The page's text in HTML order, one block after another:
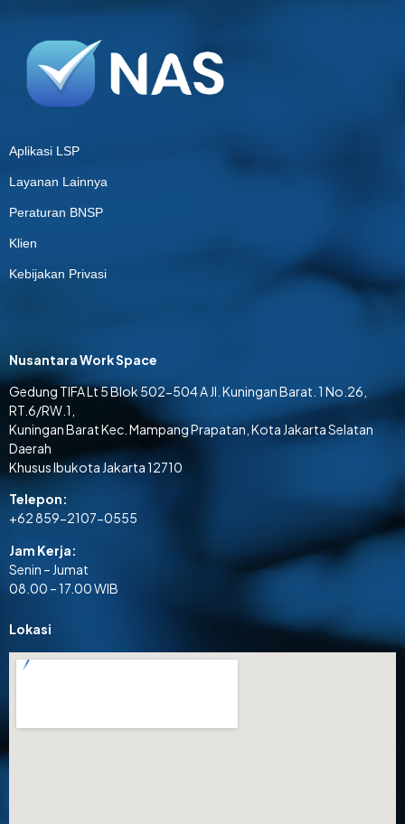
Aplikasi LSP
Layanan Lainnya
Peraturan BNSP
Klien
Kebijakan Privasi
Nusantara Work Space
Gedung TIFA Lt 5 Blok 502-504 A Jl. Kuningan Barat. 1 No.26,
RT.6/RW.1,
Kuningan Barat Kec. Mampang Prapatan, Kota Jakarta Selatan
Daerah
Khusus Ibukota Jakarta 12710
Telepon:
+62 859-2107-0555
Jam Kerja:
Senin – Jumat
08.00 – 17.00 WIB
Lokasi